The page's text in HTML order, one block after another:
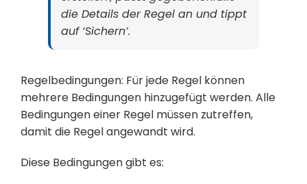
die Details der Regel an und tippt
auf ‘Sichern’.
Regelbedingungen: Für jede Regel können
mehrere Bedingungen hinzugefügt werden. Alle
Bedingungen einer Regel müssen zutreffen,
damit die Regel angewandt wird.
Diese Bedingungen gibt es: